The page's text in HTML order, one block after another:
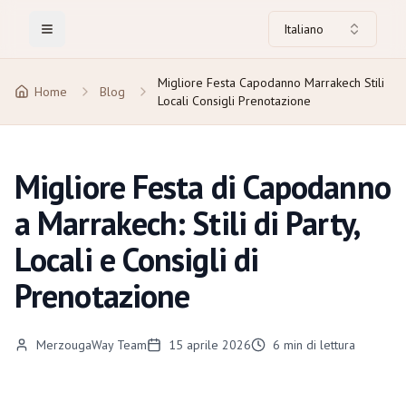
Toggle Menu Italiano
Home Blog
Migliore Festa Capodanno Marrakech Stili
Locali Consigli Prenotazione
Migliore Festa di Capodanno
a Marrakech: Stili di Party,
Locali e Consigli di
Prenotazione
MerzougaWay Team 15 aprile 2026 6 min di lettura